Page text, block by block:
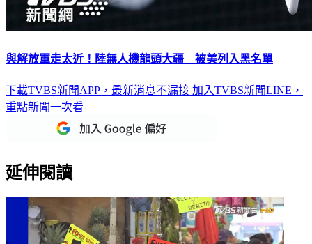
與解放軍走太近！陸無人機龍頭大疆 被美列入黑名單
下載TVBS新聞APP，最新消息不漏接 加入TVBS新聞LINE，
重點新聞一次看
延伸閱讀